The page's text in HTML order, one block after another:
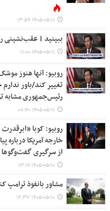
۱۴۰۵-۰۵-۱۱ ۱۳:۵۹
ببینید | عقب‌نشینی
۱۴۰۵-۰۵-۱۱ ۱۱:۰۰
روبیو: آنها هنوز
تغییر کند/باور
رئیس‌جمهوری مشابه
۱۴۰۵-۰۵-۱۱ ۰۸:۴۰
روبیو: کوبا
خارجه آمریکا درباره
از سرگیری گفت‌وگوها
۱۴۰۵-۰۵-۱۰ ۱۳:۱۶
مشاور بانفوذ ترامپ
۱۴۰۵-۰۵-۱۰ ۱۲:۳۷